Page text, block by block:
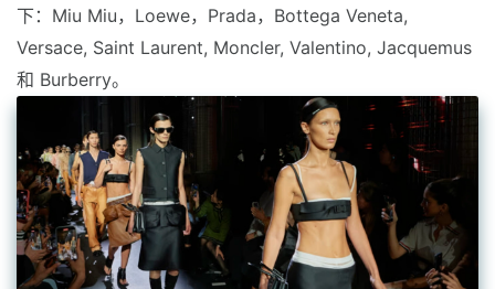
下：Miu Miu，Loewe，Prada，Bottega Veneta,
Versace, Saint Laurent, Moncler, Valentino, Jacquemus
和 Burberry。